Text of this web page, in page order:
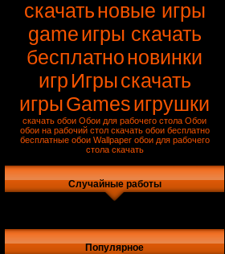
скачатьновые игры
gameигры скачать
бесплатноновинки
игр Игрыскачать
игрыGamesигрушки
скачать обои Обои для рабочего стола Обои
обои на рабочий стол скачать обои бесплатно
бесплатные обои Wallpaper обои для рабочего
стола скачать
Случайные работы
Популярное